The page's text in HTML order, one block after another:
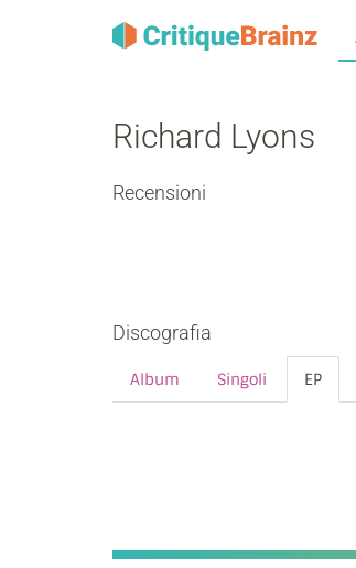
Richard Lyons
Recensioni
Discografia
Album Singoli EP